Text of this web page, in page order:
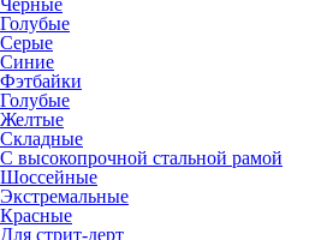
Черные
Голубые
Серые
Синие
Фэтбайки
Голубые
Желтые
Складные
С высокопрочной стальной рамой
Шоссейные
Экстремальные
Красные
Для стрит-дерт